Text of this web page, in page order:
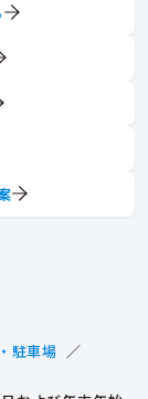
駐車場 ／